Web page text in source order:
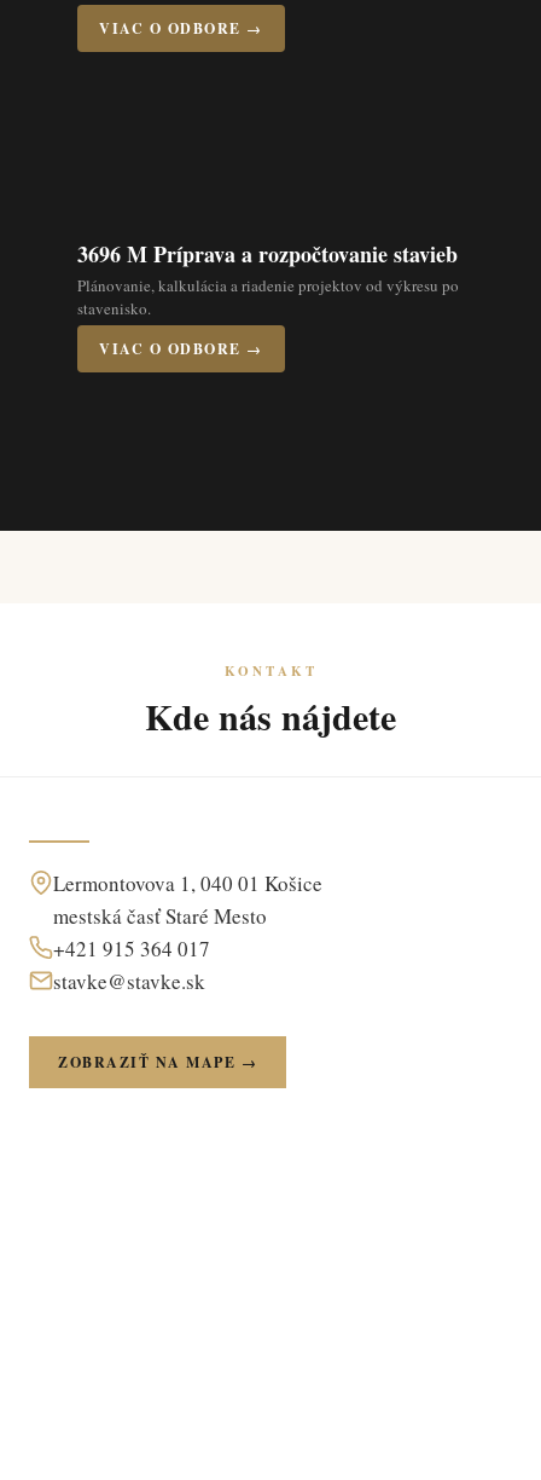
VIAC O ODBORE →
3696 M Príprava a rozpočtovanie stavieb
Plánovanie, kalkulácia a riadenie projektov od výkresu po
stavenisko.
VIAC O ODBORE →
KONTAKT
Kde nás nájdete
Lermontovova 1, 040 01 Košice
mestská časť Staré Mesto
+421 915 364 017
stavke@stavke.sk
ZOBRAZIŤ NA MAPE →